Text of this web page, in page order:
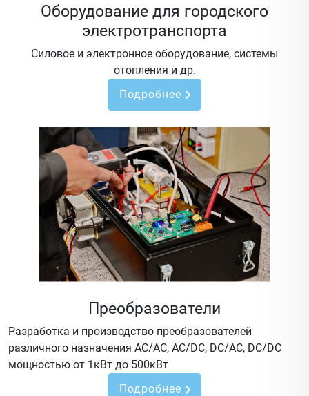
Оборудование для городского
электротранспорта
Силовое и электронное оборудование, системы
отопления и др.
Подробнее
Преобразователи
Разработка и производство преобразователей
различного назначения AC/AC, AC/DC, DC/AC, DC/DC
мощностью от 1кВт до 500кВт
Подробнее